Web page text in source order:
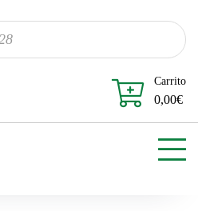
Carrito
0,00€